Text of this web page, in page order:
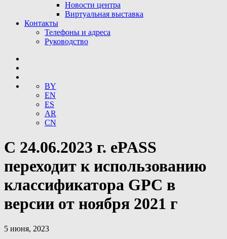
Новости центра​
Виртуальная выставка
Контакты
Телефоны и адреса
Руководство
BY
EN
ES
AR
CN
С 24.06.2023 г. ePASS
переходит к использованию
классификатора GPC в
версии от ноября 2021 г
5 июня, 2023